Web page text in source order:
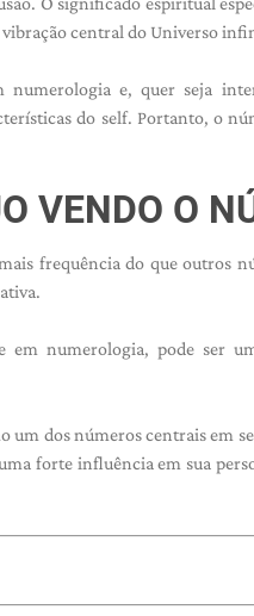
central do Universo
e, quer seja
do self. Portanto, o
VENDO O
frequência do que outros
numerologia, pode ser
um dos números centrais em
forte influência em sua